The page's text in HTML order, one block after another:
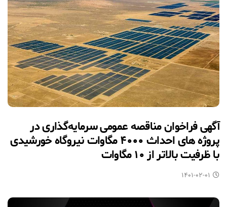
آگهی فراخوان مناقصه عمومی سرمایه‌گذاری در
پروژه های احداث ۴۰۰۰ مگاوات نیروگاه خورشیدی
با ظرفیت بالاتر از ۱۰ مگاوات
۱۴۰۱-۰۲-۰۱